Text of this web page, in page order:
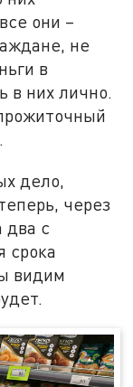
они –
не
в
в них лично.
дело,
через
два с
срока
видим